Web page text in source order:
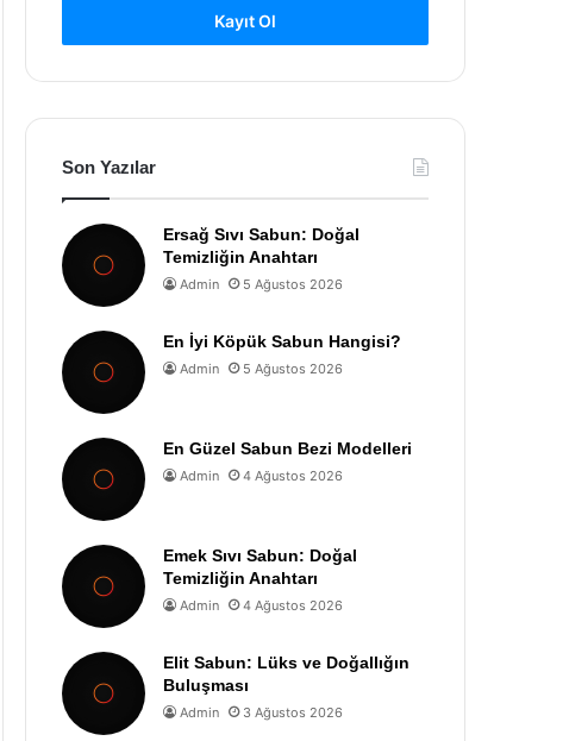
Kayıt Ol
Son Yazılar
Ersağ Sıvı Sabun: Doğal
Temizliğin Anahtarı
Admin 5 Ağustos 2026
En İyi Köpük Sabun Hangisi?
Admin 5 Ağustos 2026
En Güzel Sabun Bezi Modelleri
Admin 4 Ağustos 2026
Emek Sıvı Sabun: Doğal
Temizliğin Anahtarı
Admin 4 Ağustos 2026
Elit Sabun: Lüks ve Doğallığın
Buluşması
Admin 3 Ağustos 2026